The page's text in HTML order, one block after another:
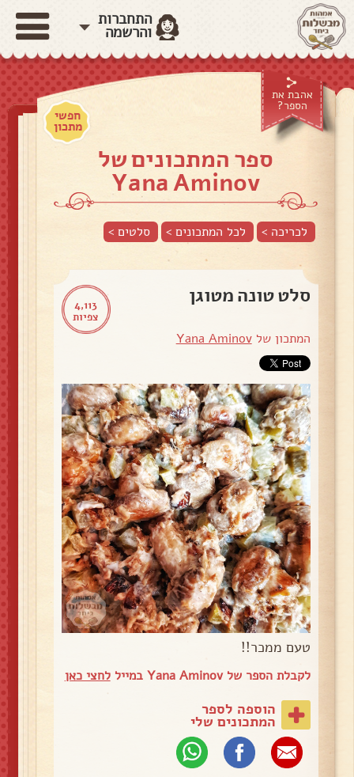
התחברות
והרשמה
אהבת את
הספר?
חפשי
מתכון
ספר המתכונים של
Yana Aminov
לכריכה > לכל המתכונים > סלטים>
4,113
צפיות
סלט טונה מטוגן
המתכון שלYana Aminov
טעם ממכר!!
לקבלת הספר של Yana Aminov במייל לחצי כאן
הוספה לספר
המתכונים שלי